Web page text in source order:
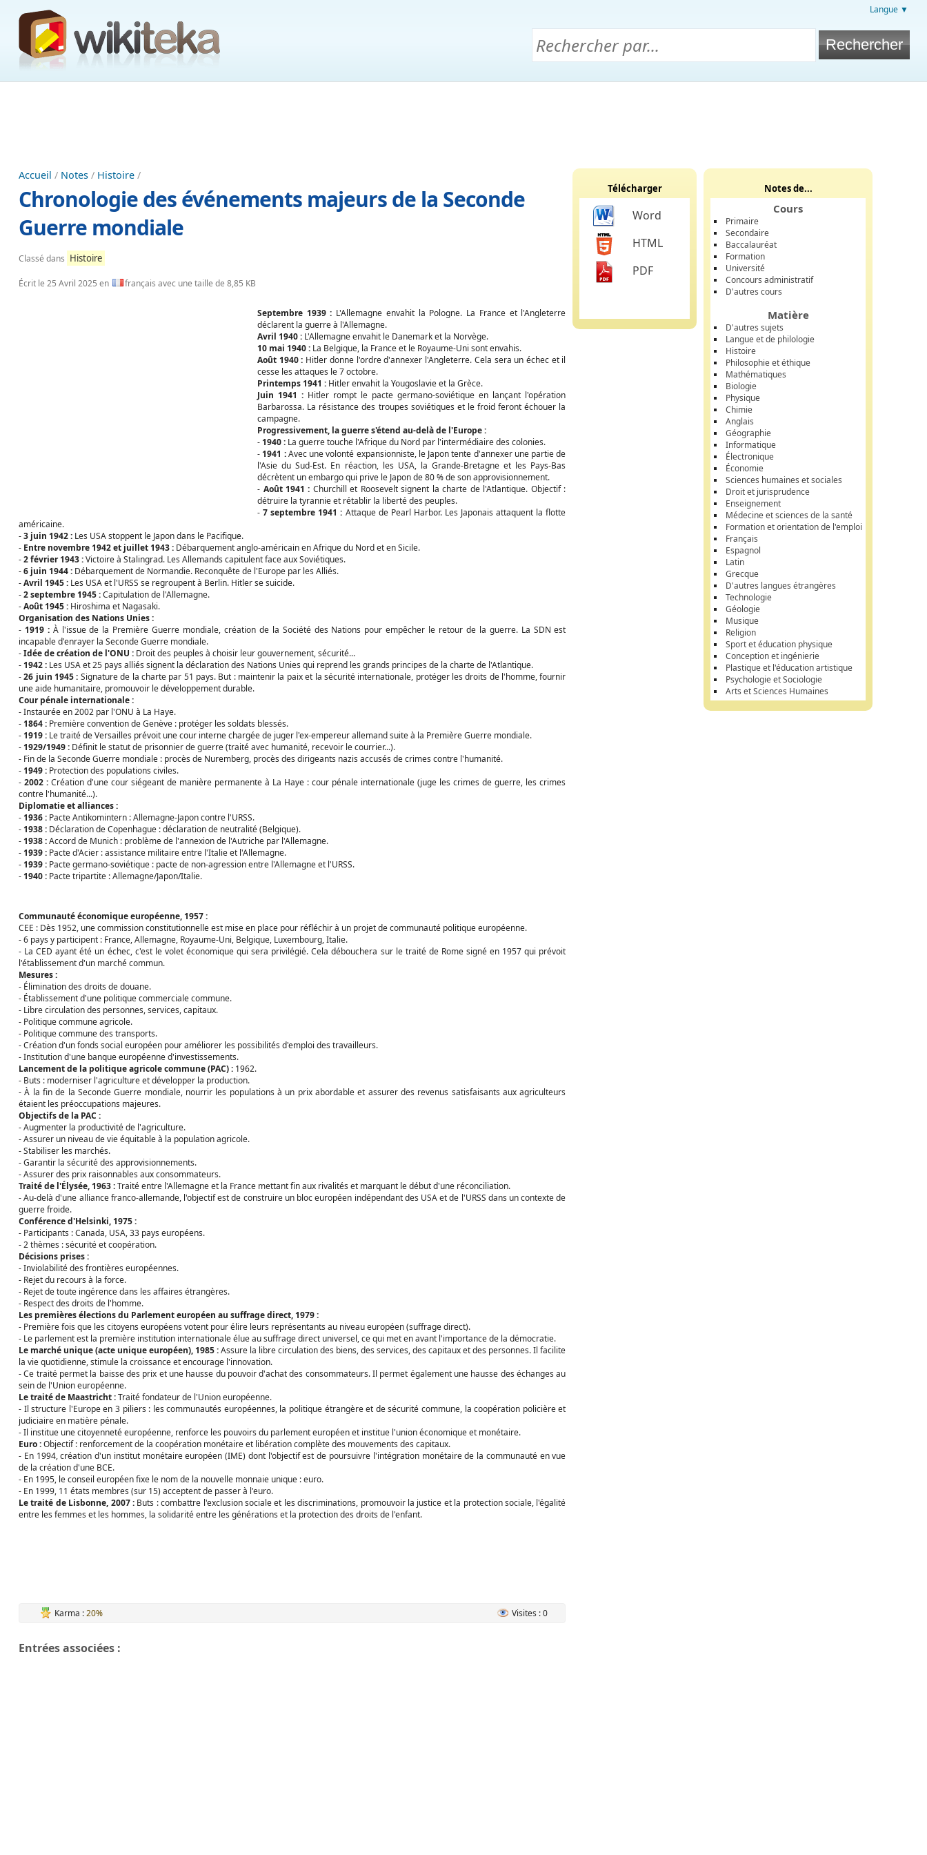
Langue ▼
Accueil / Notes / Histoire /
Chronologie des événements majeurs de la Seconde
Guerre mondiale
Classé dans Histoire
Écrit le 25 Avril 2025 en français avec une taille de 8,85 KB
Septembre 1939 : L'Allemagne envahit la Pologne. La France et l'Angleterre
déclarent la guerre à l'Allemagne.
Avril 1940 : L'Allemagne envahit le Danemark et la Norvège.
10 mai 1940 : La Belgique, la France et le Royaume-Uni sont envahis.
Août 1940 : Hitler donne l'ordre d'annexer l'Angleterre. Cela sera un échec et il
cesse les attaques le 7 octobre.
Printemps 1941 : Hitler envahit la Yougoslavie et la Grèce.
Juin 1941 : Hitler rompt le pacte germano-soviétique en lançant l'opération
Barbarossa. La résistance des troupes soviétiques et le froid feront échouer la
campagne.
Progressivement, la guerre s'étend au-delà de l'Europe :
- 1940 : La guerre touche l'Afrique du Nord par l'intermédiaire des colonies.
- 1941 :Avec une volonté expansionniste, le Japon tente d'annexer une partie de
l'Asie du Sud-Est. En réaction, les USA, la Grande-Bretagne et les Pays-Bas
décrètent un embargo qui prive le Japon de 80 % de son approvisionnement.
- Août 1941 : Churchill et Roosevelt signent la charte de l'Atlantique. Objectif :
détruire la tyrannie et rétablir la liberté des peuples.
-7 septembre 1941 : Attaque de Pearl Harbor. Les Japonais attaquent la flotte
américaine.
-3 juin 1942 : Les USA stoppent le Japon dans le Pacifique.
- Entre novembre 1942 et juillet 1943 : Débarquement anglo-américain en Afrique du Nord et en Sicile.
-2 février 1943 :Victoire à Stalingrad. Les Allemands capitulent face aux Soviétiques.
-6 juin 1944 : Débarquement de Normandie. Reconquête de l'Europe par les Alliés.
-Avril 1945 : Les USA et l'URSS se regroupent à Berlin. Hitler se suicide.
-2 septembre 1945 :Capitulation de l'Allemagne.
-Août 1945 : Hiroshima et Nagasaki.
Organisation des Nations Unies :
- 1919 :À l'issue de la Première Guerre mondiale, création de la Société des Nations pour empêcher le retour de la guerre. La SDN est
incapable d'enrayer la Seconde Guerre mondiale.
-Idée de création de l'ONU : Droit des peuples à choisir leur gouvernement, sécurité...
- 1942 : Les USA et 25 pays alliés signent la déclaration des Nations Unies qui reprend les grands principes de la charte de l'Atlantique.
-26 juin 1945 : Signature de la charte par 51 pays. But : maintenir la paix et la sécurité internationale, protéger les droits de l'homme, fournir
une aide humanitaire, promouvoir le développement durable.
Cour pénale internationale :
- Instaurée en 2002 par l'ONU à La Haye.
- 1864 : Première convention de Genève : protéger les soldats blessés.
- 1919 : Le traité de Versailles prévoit une cour interne chargée de juger l'ex-empereur allemand suite à la Première Guerre mondiale.
- 1929/1949 : Définit le statut de prisonnier de guerre (traité avec humanité, recevoir le courrier...).
- Fin de la Seconde Guerre mondiale : procès de Nuremberg, procès des dirigeants nazis accusés de crimes contre l'humanité.
- 1949 : Protection des populations civiles.
-2002 : Création d'une cour siégeant de manière permanente à La Haye : cour pénale internationale (juge les crimes de guerre, les crimes
contre l'humanité...).
Diplomatie et alliances :
- 1936 : Pacte Antikomintern : Allemagne-Japon contre l'URSS.
- 1938 : Déclaration de Copenhague : déclaration de neutralité (Belgique).
- 1938 :Accord de Munich : problème de l'annexion de l'Autriche par l'Allemagne.
- 1939 : Pacte d'Acier : assistance militaire entre l'Italie et l'Allemagne.
- 1939 : Pacte germano-soviétique : pacte de non-agression entre l'Allemagne et l'URSS.
- 1940 : Pacte tripartite : Allemagne/Japon/Italie.
Communauté économique européenne, 1957 :
CEE : Dès 1952, une commission constitutionnelle est mise en place pour réfléchir à un projet de communauté politique européenne.
- 6 pays y participent : France, Allemagne, Royaume-Uni, Belgique, Luxembourg, Italie.
- La CED ayant été un échec, c'est le volet économique qui sera privilégié. Cela débouchera sur le traité de Rome signé en 1957 qui prévoit
l'établissement d'un marché commun.
Mesures :
- Élimination des droits de douane.
- Établissement d'une politique commerciale commune.
- Libre circulation des personnes, services, capitaux.
- Politique commune agricole.
- Politique commune des transports.
- Création d'un fonds social européen pour améliorer les possibilités d'emploi des travailleurs.
- Institution d'une banque européenne d'investissements.
Lancement de la politique agricole commune (PAC) : 1962.
- Buts : moderniser l'agriculture et développer la production.
- À la fin de la Seconde Guerre mondiale, nourrir les populations à un prix abordable et assurer des revenus satisfaisants aux agriculteurs
étaient les préoccupations majeures.
Objectifs de la PAC :
- Augmenter la productivité de l'agriculture.
- Assurer un niveau de vie équitable à la population agricole.
- Stabiliser les marchés.
- Garantir la sécurité des approvisionnements.
- Assurer des prix raisonnables aux consommateurs.
Traité de l'Élysée, 1963 :Traité entre l'Allemagne et la France mettant fin aux rivalités et marquant le début d'une réconciliation.
- Au-delà d'une alliance franco-allemande, l'objectif est de construire un bloc européen indépendant des USA et de l'URSS dans un contexte de
guerre froide.
Conférence d'Helsinki, 1975 :
- Participants : Canada, USA, 33 pays européens.
- 2 thèmes : sécurité et coopération.
Décisions prises :
- Inviolabilité des frontières européennes.
- Rejet du recours à la force.
- Rejet de toute ingérence dans les affaires étrangères.
- Respect des droits de l'homme.
Les premières élections du Parlement européen au suffrage direct, 1979 :
- Première fois que les citoyens européens votent pour élire leurs représentants au niveau européen (suffrage direct).
- Le parlement est la première institution internationale élue au suffrage direct universel, ce qui met en avant l'importance de la démocratie.
Le marché unique (acte unique européen), 1985 :Assure la libre circulation des biens, des services, des capitaux et des personnes. Il facilite
la vie quotidienne, stimule la croissance et encourage l'innovation.
- Ce traité permet la baisse des prix et une hausse du pouvoir d'achat des consommateurs. Il permet également une hausse des échanges au
sein de l'Union européenne.
Le traité de Maastricht :Traité fondateur de l'Union européenne.
- Il structure l'Europe en 3 piliers : les communautés européennes, la politique étrangère et de sécurité commune, la coopération policière et
judiciaire en matière pénale.
- Il institue une citoyenneté européenne, renforce les pouvoirs du parlement européen et institue l'union économique et monétaire.
Euro :Objectif : renforcement de la coopération monétaire et libération complète des mouvements des capitaux.
- En 1994, création d'un institut monétaire européen (IME) dont l'objectif est de poursuivre l'intégration monétaire de la communauté en vue
de la création d'une BCE.
- En 1995, le conseil européen fixe le nom de la nouvelle monnaie unique : euro.
- En 1999, 11 états membres (sur 15) acceptent de passer à l'euro.
Le traité de Lisbonne, 2007 : Buts : combattre l'exclusion sociale et les discriminations, promouvoir la justice et la protection sociale, l'égalité
entre les femmes et les hommes, la solidarité entre les générations et la protection des droits de l'enfant.
Karma :20% Visites : 0
Entrées associées :
Télécharger
Word
HTML
PDF
Notes de...
Cours
Primaire
Secondaire
Baccalauréat
Formation
Université
Concours administratif
D'autres cours
Matière
D'autres sujets
Langue et de philologie
Histoire
Philosophie et éthique
Mathématiques
Biologie
Physique
Chimie
Anglais
Géographie
Informatique
Électronique
Économie
Sciences humaines et sociales
Droit et jurisprudence
Enseignement
Médecine et sciences de la santé
Formation et orientation de l'emploi
Français
Espagnol
Latin
Grecque
D'autres langues étrangères
Technologie
Géologie
Musique
Religion
Sport et éducation physique
Conception et ingénierie
Plastique et l'éducation artistique
Psychologie et Sociologie
Arts et Sciences Humaines